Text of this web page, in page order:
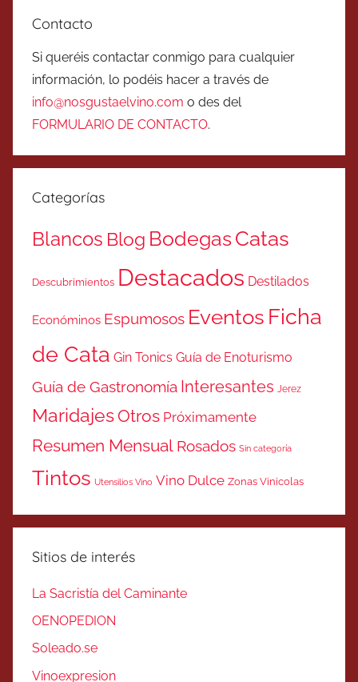
Contacto
Si queréis contactar conmigo para cualquier
información, lo podéis hacer a través de
info@nosgustaelvino.com o des del
FORMULARIO DE CONTACTO.
Categorías
Blancos Blog BodegasCatas
Descubrimientos Destacados Destilados
Económinos Espumosos Eventos Ficha
de Cata Gin Tonics Guía de Enoturismo
Guía de Gastronomía Interesantes Jerez
MaridajesOtros Próximamente
Resumen Mensual Rosados Sin categoría
Tintos Utensilios Vino Vino Dulce Zonas Vinicolas
Sitios de interés
La Sacristía del Caminante
OENOPEDION
Soleado.se
Vinoexpresion